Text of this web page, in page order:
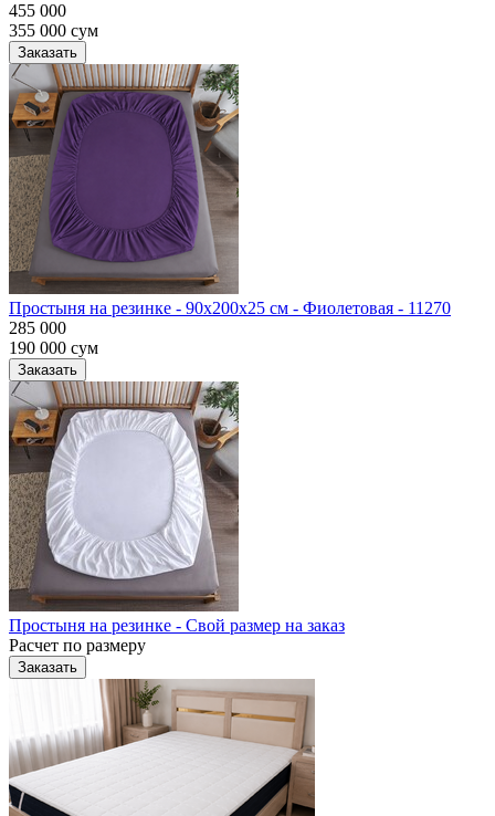
455 000
355 000 сум
Заказать
Простыня на резинке - 90x200x25 cм - Фиолетовая - 11270
285 000
190 000 сум
Заказать
Простыня на резинке - Свой размер на заказ
Расчет по размеру
Заказать